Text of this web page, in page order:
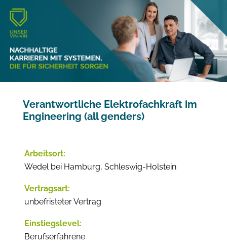
Verantwortliche Elektrofachkraft im
Engineering (all genders)
Arbeitsort:
Wedel bei Hamburg, Schleswig-Holstein
Vertragsart:
unbefristeter Vertrag
Einstiegslevel:
Berufserfahrene